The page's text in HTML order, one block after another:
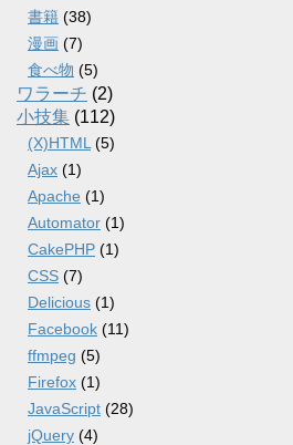
書籍 (38)
漫画 (7)
食べ物 (5)
ワラーチ (2)
小技集 (112)
(X)HTML (5)
Ajax (1)
Apache (1)
Automator (1)
CakePHP (1)
CSS (7)
Delicious (1)
Facebook (11)
ffmpeg (5)
Firefox (1)
JavaScript (28)
jQuery (4)